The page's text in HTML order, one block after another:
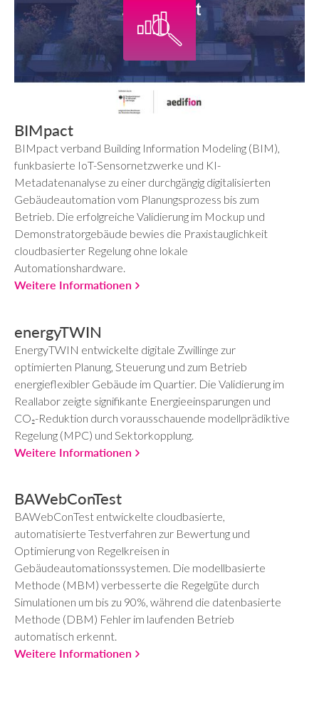
BIMpact
BIMpact verband Building Information Modeling (BIM),
funkbasierte IoT-Sensornetzwerke und KI-
Metadatenanalyse zu einer durchgängig digitalisierten
Gebäudeautomation vom Planungsprozess bis zum
Betrieb. Die erfolgreiche Validierung im Mockup und
Demonstratorgebäude bewies die Praxistauglichkeit
cloudbasierter Regelung ohne lokale
Automationshardware.
Weitere Informationen
energyTWIN
EnergyTWIN entwickelte digitale Zwillinge zur
optimierten Planung, Steuerung und zum Betrieb
energieflexibler Gebäude im Quartier. Die Validierung im
Reallabor zeigte signifikante Energieeinsparungen und
CO₂-Reduktion durch vorausschauende modellprädiktive
Regelung (MPC) und Sektorkopplung.
Weitere Informationen
BAWebConTest
BAWebConTest entwickelte cloudbasierte,
automatisierte Testverfahren zur Bewertung und
Optimierung von Regelkreisen in
Gebäudeautomationssystemen. Die modellbasierte
Methode (MBM) verbesserte die Regelgüte durch
Simulationen um bis zu 90%, während die datenbasierte
Methode (DBM) Fehler im laufenden Betrieb
automatisch erkennt.
Weitere Informationen